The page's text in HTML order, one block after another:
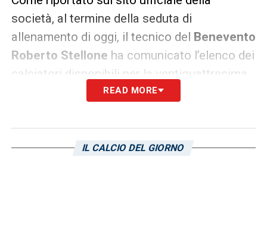
società, al termine della seduta di
allenamento di oggi, il tecnico del Benevento
Roberto Stellone ha comunicato l’elenco dei
calciatori disponibili per la ventiquattresima
giornata di campionato Serie Bkt
Di seguito i convocati giallorossi:
READ MORE
IL CALCIO DEL GIORNO